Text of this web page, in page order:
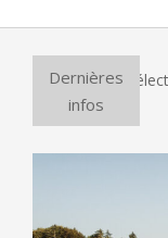
Dernières
infos
à pizza électrique